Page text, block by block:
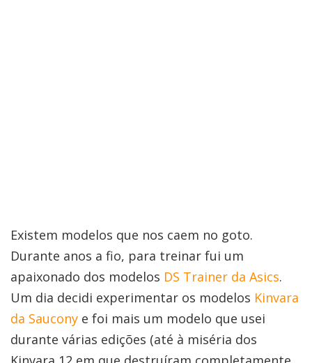
Existem modelos que nos caem no goto.
Durante anos a fio, para treinar fui um
apaixonado dos modelos DS Trainer da Asics.
Um dia decidi experimentar os modelos Kinvara
da Saucony e foi mais um modelo que usei
durante várias edições (até à miséria dos